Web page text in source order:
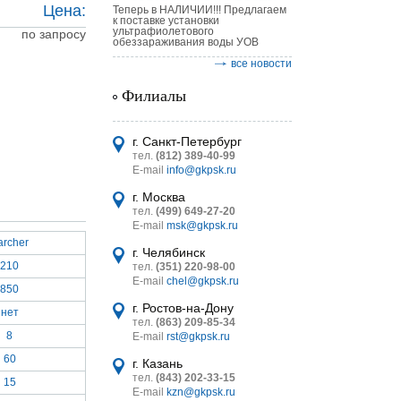
MINI
Цена:
по запросу
210
850
нет
8
60
15
Теперь в НАЛИЧИИ!!! Предлагаем
к поставке установки
ультрафиолетового
обеззараживания воды УОВ
все новости
Филиалы
г. Санкт-Петербург
тел. (812) 389-40-99
E-mail info@gkpsk.ru
г. Москва
тел. (499) 649-27-20
E-mail msk@gkpsk.ru
г. Челябинск
тел. (351) 220-98-00
E-mail chel@gkpsk.ru
г. Ростов-на-Дону
тел. (863) 209-85-34
E-mail rst@gkpsk.ru
г. Казань
тел. (843) 202-33-15
E-mail
kzn@gkpsk.ru